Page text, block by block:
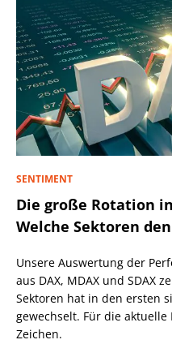
SENTIMENT
Die große Rotation
Welche Sektoren
Unsere Auswertung der
aus DAX, MDAX und SDAX
Sektoren hat in den ersten
gewechselt. Für die
Zeichen.